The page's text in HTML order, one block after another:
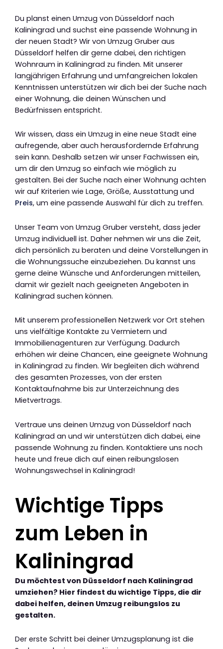
Du planst einen Umzug von Düsseldorf nach
Kaliningrad und suchst eine passende Wohnung in
der neuen Stadt? Wir von Umzug Gruber aus
Düsseldorf helfen dir gerne dabei, den richtigen
Wohnraum in Kaliningrad zu finden. Mit unserer
langjährigen Erfahrung und umfangreichen lokalen
Kenntnissen unterstützen wir dich bei der Suche nach
einer Wohnung, die deinen Wünschen und
Bedürfnissen entspricht.
Wir wissen, dass ein Umzug in eine neue Stadt eine
aufregende, aber auch herausfordernde Erfahrung
sein kann. Deshalb setzen wir unser Fachwissen ein,
um dir den Umzug so einfach wie möglich zu
gestalten. Bei der Suche nach einer Wohnung achten
wir auf Kriterien wie Lage, Größe, Ausstattung und
Preis, um eine passende Auswahl für dich zu treffen.
Unser Team von Umzug Gruber versteht, dass jeder
Umzug individuell ist. Daher nehmen wir uns die Zeit,
dich persönlich zu beraten und deine Vorstellungen in
die Wohnungssuche einzubeziehen. Du kannst uns
gerne deine Wünsche und Anforderungen mitteilen,
damit wir gezielt nach geeigneten Angeboten in
Kaliningrad suchen können.
Mit unserem professionellen Netzwerk vor Ort stehen
uns vielfältige Kontakte zu Vermietern und
Immobilienagenturen zur Verfügung. Dadurch
erhöhen wir deine Chancen, eine geeignete Wohnung
in Kaliningrad zu finden. Wir begleiten dich während
des gesamten Prozesses, von der ersten
Kontaktaufnahme bis zur Unterzeichnung des
Mietvertrags.
Vertraue uns deinen Umzug von Düsseldorf nach
Kaliningrad an und wir unterstützen dich dabei, eine
passende Wohnung zu finden. Kontaktiere uns noch
heute und freue dich auf einen reibungslosen
Wohnungswechsel in Kaliningrad!
Wichtige Tipps
zum Leben in
Kaliningrad
Du möchtest von Düsseldorf nach Kaliningrad
umziehen? Hier findest du wichtige Tipps, die dir
dabei helfen, deinen Umzug reibungslos zu
gestalten.
Der erste Schritt bei deiner Umzugsplanung ist die